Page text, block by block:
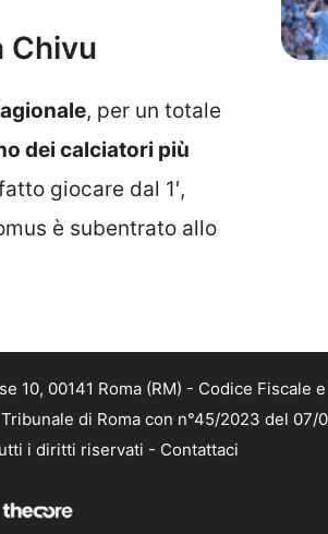
Chivu
, per un totale
dei calciatori più
giocare dal 1′,
è subentrato allo
00141 Roma (RM) - Codice Fiscale
di Roma con n°45/2023 del 07/
i diritti riservati - Contattaci